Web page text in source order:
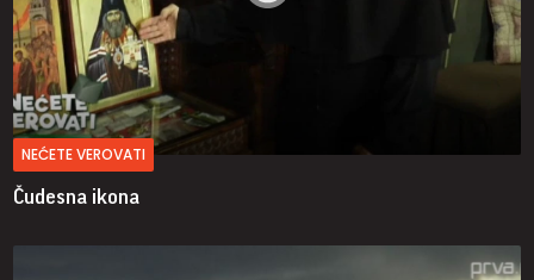
NEĆETE VEROVATI
Čudesna ikona